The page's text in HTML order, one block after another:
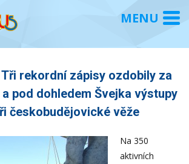
Tři rekordní zápisy ozdobily za
pod dohledem Švejka výstupy
českobudějovické věže
Na 350
aktivních